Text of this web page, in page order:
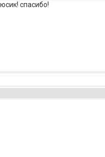
спасибо!